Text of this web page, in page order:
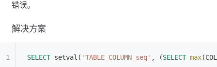
错误。
解决方案
SELECT setval( 'TABLE_COLUMN_seq' , (SELECT max